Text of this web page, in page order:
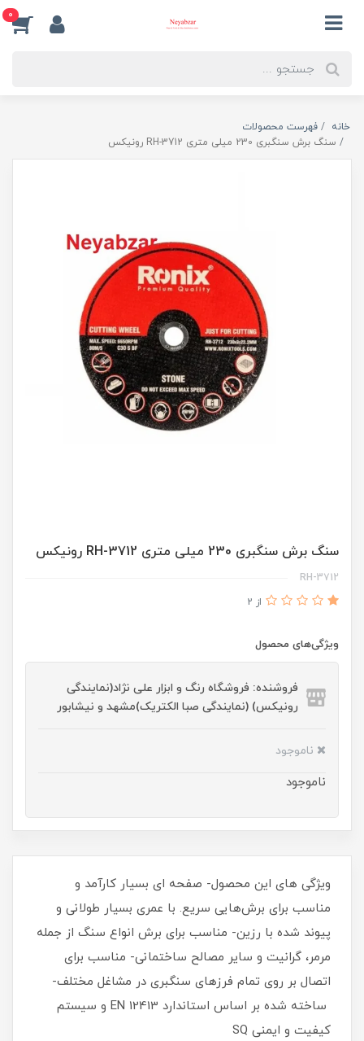
0
خانه
فهرست محصولات
سنگ برش سنگبری 230 میلی متری RH-3712 رونیکس
سنگ برش سنگبری 230 میلی متری RH-3712 رونیکس
RH-3712
از 2
ویژگی‌های محصول
فروشنده: فروشگاه رنگ و ابزار علی نژاد(نمایندگی
رونیکس) (نمایندگی صبا الکتریک)مشهد و نیشابور
ناموجود
ناموجود
ویژگی های این محصول- صفحه ای بسیار کارآمد و
مناسب برای برش‌هایی سریع. با عمری بسیار طولانی و
پیوند شده با رزین- مناسب برای برش انواع سنگ از جمله
مرمر، گرانیت و سایر مصالح ساختمانی- مناسب برای
اتصال بر روی تمام فرزهای سنگبری در مشاغل مختلف-
ساخته شده بر اساس استاندارد EN 12413 و سیستم
کیفیت و ایمنی SQ